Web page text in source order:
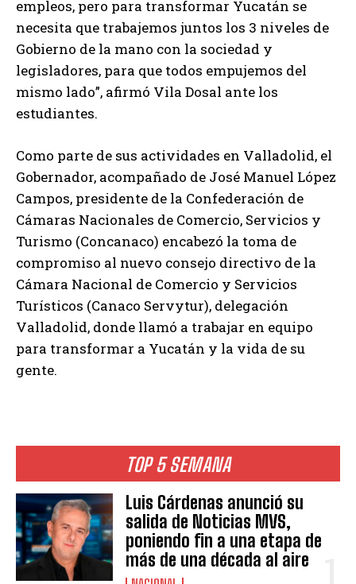
TOP 5 SEMANA
Luis Cárdenas anunció su
salida de Noticias MVS,
poniendo fin a una etapa de
más de una década al aire
empleos, pero para transformar Yucatán se
necesita que trabajemos juntos los 3 niveles de
Gobierno de la mano con la sociedad y
legisladores, para que todos empujemos del
mismo lado”, afirmó Vila Dosal ante los
estudiantes.
Como parte de sus actividades en Valladolid, el
Gobernador, acompañado de José Manuel López
Campos, presidente de la Confederación de
Cámaras Nacionales de Comercio, Servicios y
Turismo (Concanaco) encabezó la toma de
compromiso al nuevo consejo directivo de la
Cámara Nacional de Comercio y Servicios
Turísticos (Canaco Servytur), delegación
Valladolid, donde llamó a trabajar en equipo
para transformar a Yucatán y la vida de su
gente.